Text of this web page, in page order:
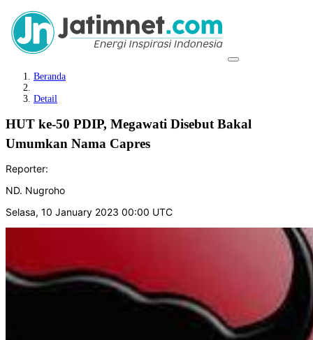
Beranda
Detail
HUT ke-50 PDIP, Megawati Disebut Bakal
Umumkan Nama Capres
Reporter:
ND. Nugroho
Selasa, 10 January 2023 00:00 UTC